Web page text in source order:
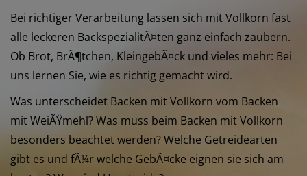
Bei richtiger Verarbeitung lassen sich mit Vollkorn fast
alle leckeren BackspezialitÃ¤ten ganz einfach zaubern.
Ob Brot, BrÃ¶tchen, KleingebÃ¤ck und vieles mehr: Bei
uns lernen Sie, wie es richtig gemacht wird.
Was unterscheidet Backen mit Vollkorn vom Backen
mit WeiÃŸmehl? Was muss beim Backen mit Vollkorn
besonders beachtet werden? Welche Getreidearten
gibt es und fÃ¼r welche GebÃ¤cke eignen sie sich am